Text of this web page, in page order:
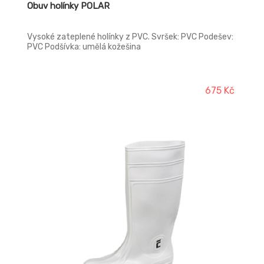
Obuv holínky POLAR
Vysoké zateplené holínky z PVC. Svršek: PVC Podešev:
PVC Podšívka: umělá kožešina
675 Kč